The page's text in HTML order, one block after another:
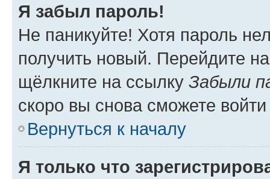
Я забыл пароль!
Не паникуйте! Хотя пароль
получить новый. Перейдите
щёлкните на ссылку Забыли
скоро вы снова сможете
Вернуться к началу
Я только что